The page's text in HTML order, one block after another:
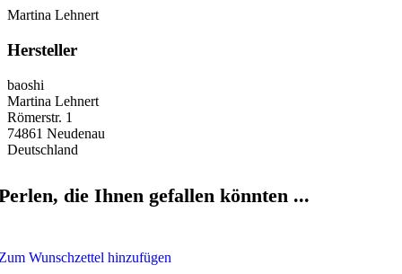
Martina Lehnert
Hersteller
baoshi
Martina Lehnert
Römerstr. 1
74861 Neudenau
Deutschland
die Ihnen gefallen könnten ...
Wunschzettel hinzufügen